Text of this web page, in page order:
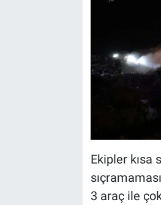
Ekipler kısa
3 araç ile